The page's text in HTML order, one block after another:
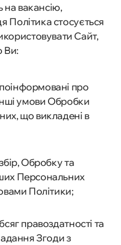
на вакансію,
Політика стосується
Сайт,
Ви:
про
умови Обробки
що викладені в
Обробку та
Персональних
Політики;
правоздатності та
Згоди з